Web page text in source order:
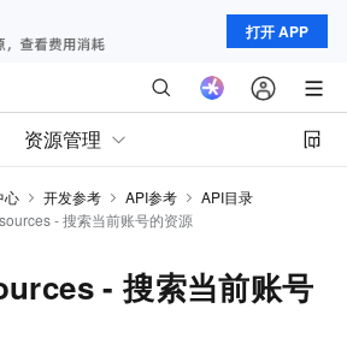
打开 APP
资源管理
心 开发参考 API参考
API目录
- 搜索当前账号的资源
- 搜索当前账号